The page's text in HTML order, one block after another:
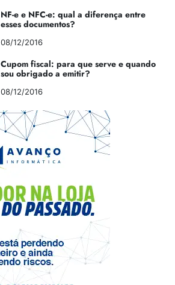
NF-e e NFC-e: qual a diferença entre
esses documentos?
08/12/2016
Cupom fiscal: para que serve e quando
sou obrigado a emitir?
08/12/2016